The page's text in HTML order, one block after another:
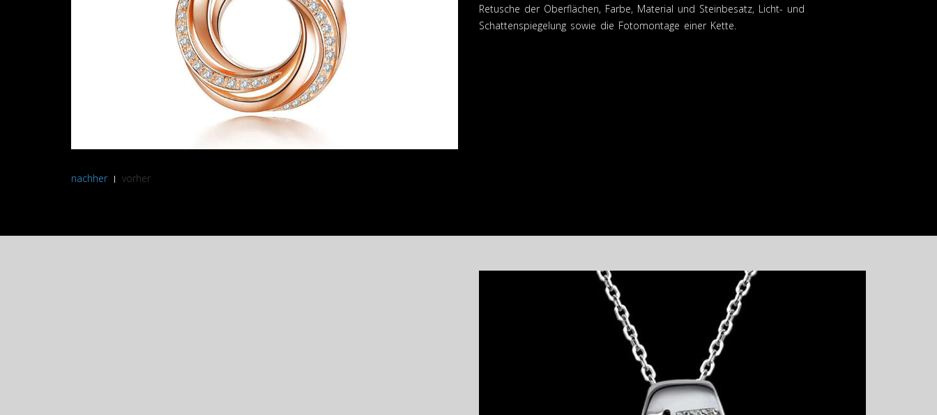
nachher vorher
Retusche der Oberflächen, Farbe, Material und Steinbesatz, Licht- und
Schattenspiegelung sowie die Fotomontage einer Kette.